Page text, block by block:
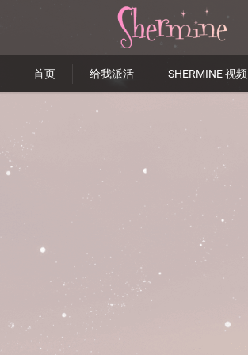
首页 给我派活 SHERMINE 视频